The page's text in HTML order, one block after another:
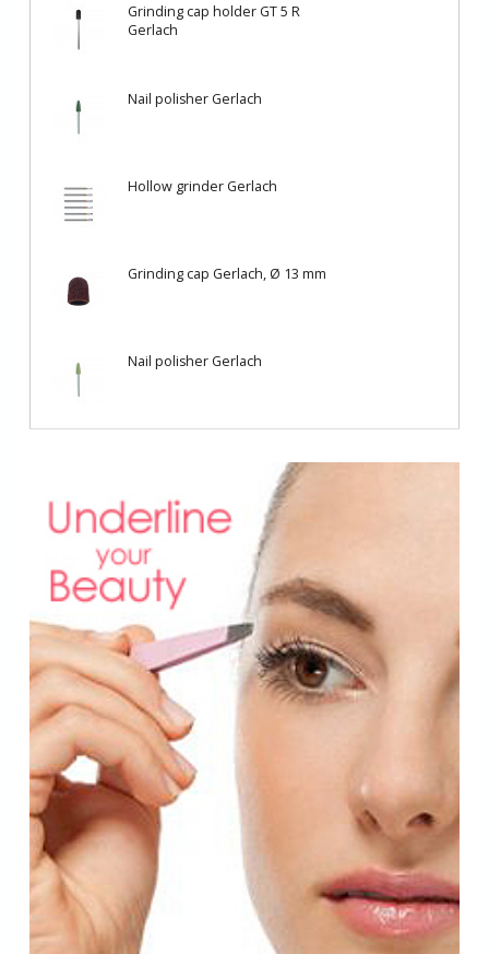
Grinding cap holder GT 5 R
Gerlach
Nail polisher Gerlach
Hollow grinder Gerlach
Grinding cap Gerlach, Ø 13 mm
Nail polisher Gerlach